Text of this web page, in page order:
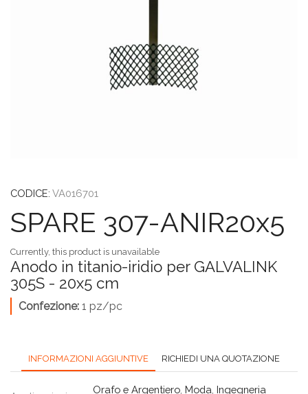
CODICE: VA016701
SPARE 307-ANIR20x5
Currently, this product is unavailable
Anodo in titanio-iridio per GALVALINK
305S - 20x5 cm
Confezione: 1 pz/pc
INFORMAZIONI AGGIUNTIVE RICHIEDI UNA QUOTAZIONE
Orafo e Argentiero, Moda Ingegneria